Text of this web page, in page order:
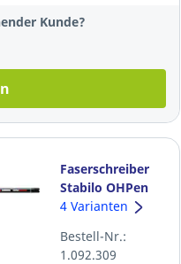
Kunde?
Faserschreiber
Stabilo OHPen
842, F,
schwarz
4 Varianten
Bestell-Nr.:
1.092.309